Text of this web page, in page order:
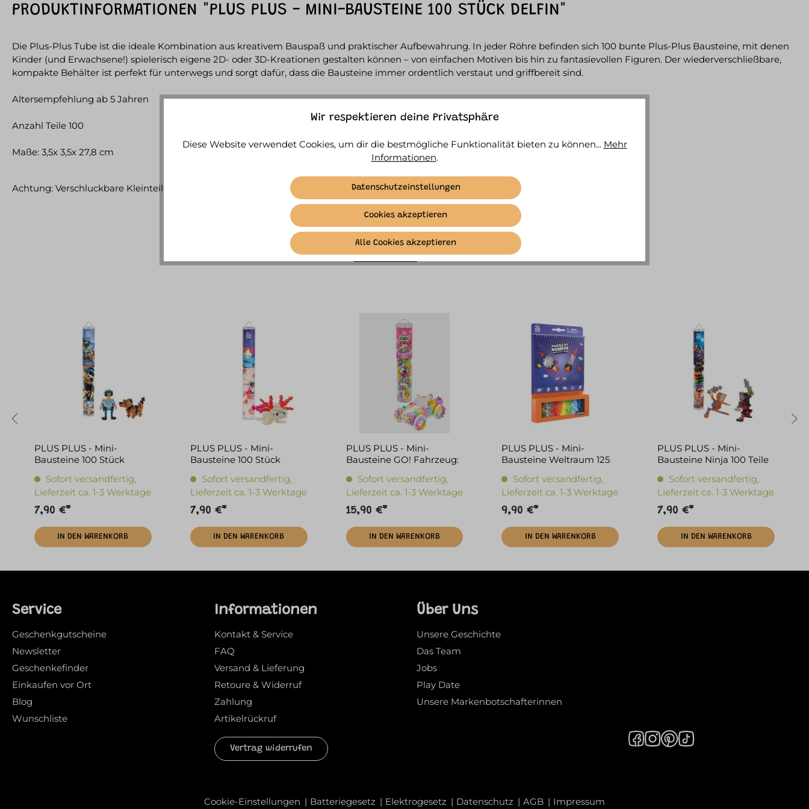
PRODUKTINFORMATIONEN "PLUS PLUS - MINI-BAUSTEINE 100 STÜCK DELFIN"
Die Plus-Plus Tube ist die ideale Kombination aus kreativem Bauspaß und praktischer Aufbewahrung. In jeder Röhre befinden sich 100 bunte Plus-Plus Bausteine, mit denen
Kinder (und Erwachsene!) spielerisch eigene 2D- oder 3D-Kreationen gestalten können – von einfachen Motiven bis hin zu fantasievollen Figuren. Der wiederverschließbare,
kompakte Behälter ist perfekt für unterwegs und sorgt dafür, dass die Bausteine immer ordentlich verstaut und griffbereit sind.
Altersempfehlung ab 5 Jahren
Anzahl Teile 100
Maße: 3,5x 3,5x 27,8 cm
Achtung: Verschluckbare Kleinteile. Nicht für Kinder unter 3 Jahren geeignet.
ÄHNLICHE ARTIKEL
PLUS PLUS - Mini-
Bausteine 100 Stück
Sofort versandfertig,
Lieferzeit ca. 1-3 Werktage
7,90 €*
IN DEN WARENKORB
PLUS PLUS - Mini-
Bausteine 100 Stück
Sofort versandfertig,
Lieferzeit ca. 1-3 Werktage
7,90 €*
IN DEN WARENKORB
PLUS PLUS - Mini-
Bausteine GO! Fahrzeug:
Sofort versandfertig,
Lieferzeit ca. 1-3 Werktage
15,90 €*
IN DEN WARENKORB
PLUS PLUS - Mini-
Bausteine Weltraum 125
Sofort versandfertig,
Lieferzeit ca. 1-3 Werktage
9,90 €*
IN DEN WARENKORB
PLUS PLUS - Mini-
Bausteine Ninja 100 Teile
Sofort versandfertig,
Lieferzeit ca. 1-3 Werktage
7,90 €*
IN DEN WARENKORB
Service
Geschenkgutscheine
Newsletter
Geschenkefinder
Einkaufen vor Ort
Blog
Wunschliste
Informationen
Kontakt & Service
FAQ
Versand & Lieferung
Retoure & Widerruf
Zahlung
Artikelrückruf
Vertrag widerrufen
Über Uns
Unsere Geschichte
Das Team
Jobs
Play Date
Unsere Markenbotschafterinnen
Cookie-Einstellungen Batteriegesetz Elektrogesetz Datenschutz AGB Impressum
Wir respektieren deine Privatsphäre
Diese Website verwendet Cookies, um dir die bestmögliche Funktionalität bieten zu können... Mehr
Informationen.
Datenschutzeinstellungen
Cookies akzeptieren
Alle Cookies akzeptieren